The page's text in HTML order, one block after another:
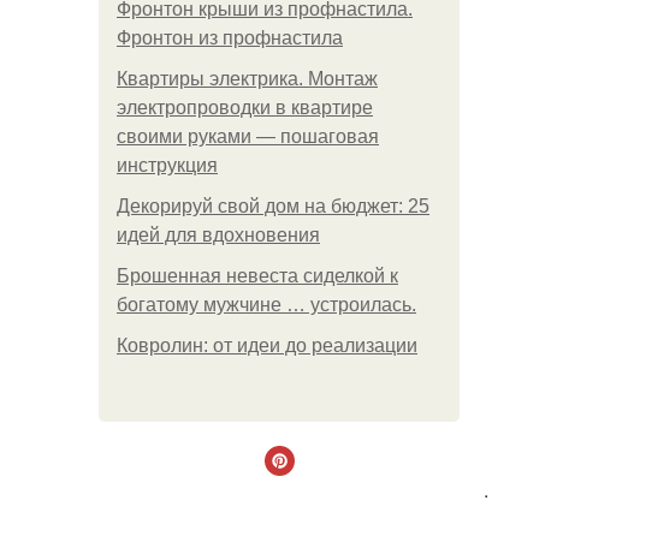
Фронтон крыши из профнастила.
Фронтон из профнастила
Квартиры электрика. Монтаж
электропроводки в квартире
своими руками — пошаговая
инструкция
Декорируй свой дом на бюджет: 25
идей для вдохновения
Брошенная невеста сиделкой к
богатому мужчине … устроилась.
Ковролин: от идеи до реализации
.